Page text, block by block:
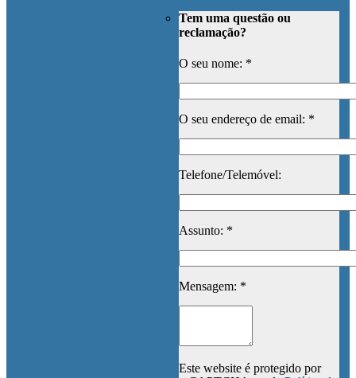
Tem uma questão ou
reclamação?
O seu nome: *
O seu endereço de email: *
Telefone/Telemóvel:
Assunto: *
Mensagem: *
Este website é protegido por